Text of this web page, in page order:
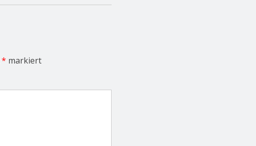
* markiert